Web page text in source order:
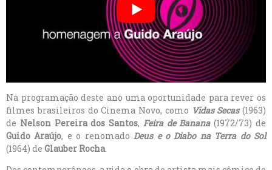
Na programação deste ano uma oportunidade para rever os
filmes brasileiros do Cinema Novo, como Vidas Secas (1963)
de Nelson Pereira dos Santos, Feira de Banana(1972/73) de
Guido Araújo, e o renomadoDeus e o Diabo na Terra do Sol
(1964) de Glauber Rocha.